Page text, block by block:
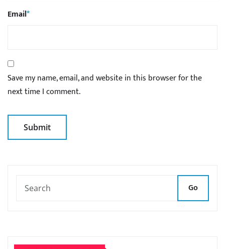
Email*
Save my name, email, and website in this browser for the
next time I comment.
Go